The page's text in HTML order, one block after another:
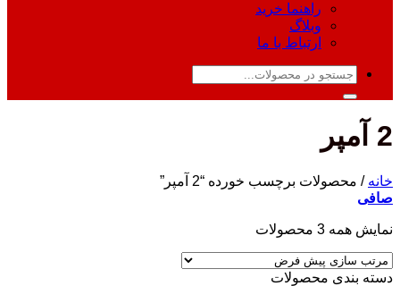
راهنما خرید
وبلاگ
ارتباط با ما
جستجو
2 آمپر
خانه / محصولات برچسب خورده “2 آمپر”
صافی
نمایش همه 3 محصولات
دسته‌ بندی محصولات